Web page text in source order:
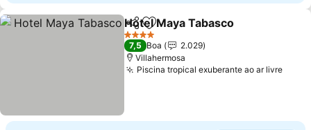
PartilharAdicionar aos favoritos
Hotel Maya Tabasco
4 Estrelas
7,5 Boa
2.029
Villahermosa
Piscina tropical exuberante ao ar livreVer